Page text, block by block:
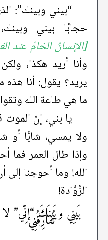
“بيني وبينك”:
حجابًا بيني
[الإنسانُ الخامُ عند
وأنا أريد هكذا،
يريد؟ يقول: أنا
ما هي طاعة الله
يا بني، إنّ
ولا يمسي، شابًّا أو
وإذا طال العمر فما
الله! وما أحوجنا إلى
الزَّوَّادة!
بَينِي وبَينَكَ “إنِّي” لا
تُفارِقُنِي